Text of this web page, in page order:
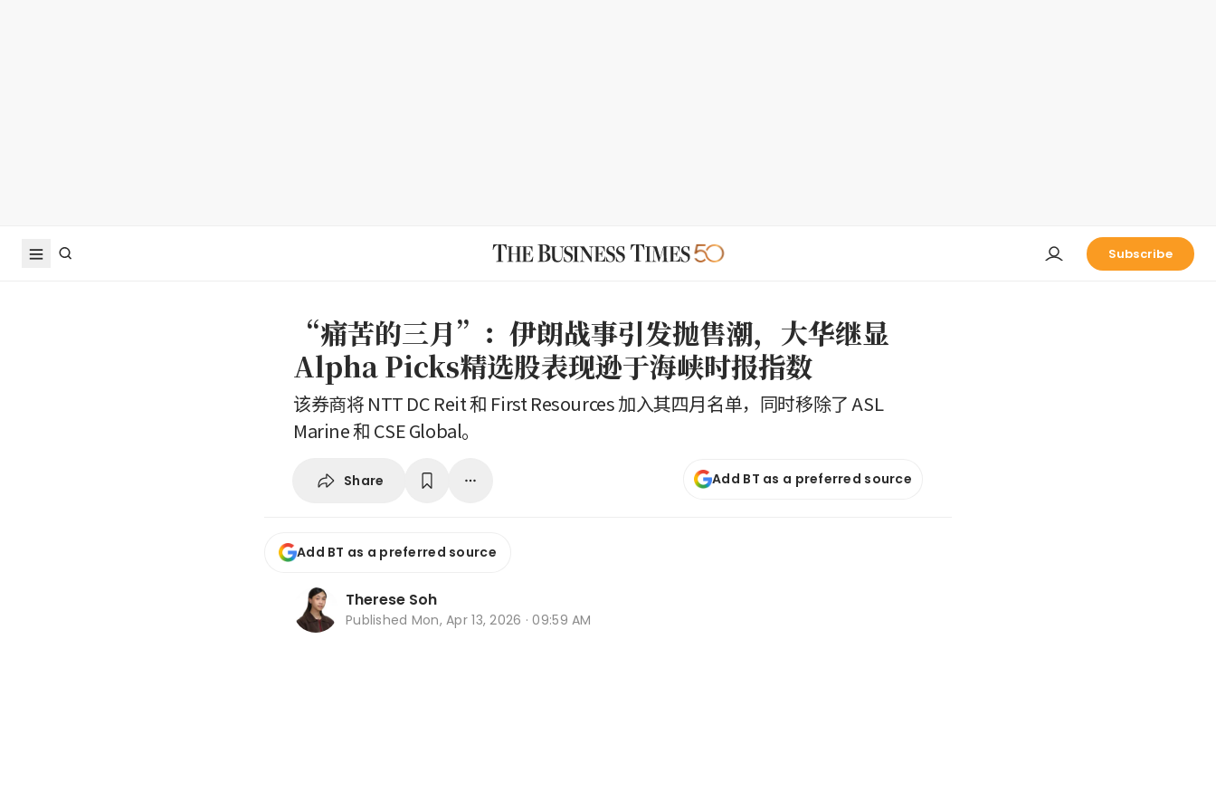
Subscribe
“痛苦的三月”：伊朗战事引发抛售潮，大华继显
Alpha Picks精选股表现逊于海峡时报指数
该券商将 NTT DC Reit 和 First Resources 加入其四月名单，同时移除了 ASL
Marine 和 CSE Global。
Share Add BT as a preferred source
Add BT as a preferred source
Therese Soh
Published Mon, Apr 13, 2026 · 09:59 AM